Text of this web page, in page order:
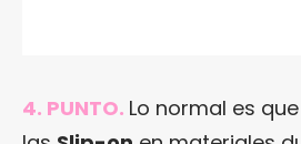
4. PUNTO. Lo normal es